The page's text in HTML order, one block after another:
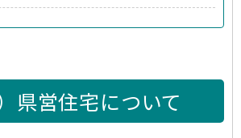
県営住宅について